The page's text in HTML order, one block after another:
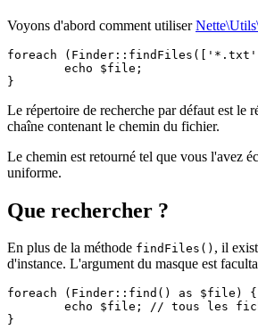
Voyons d'abord comment utiliser
foreach
Le répertoire de recherche par défaut est le
chaîne contenant le chemin du fichier.
Le chemin est retourné tel que vous l'avez
uniforme.
Que rechercher ?
En plus de la méthode findFiles() , il
d'instance. L'argument du masque est
foreach (Finder::find() as $file) {